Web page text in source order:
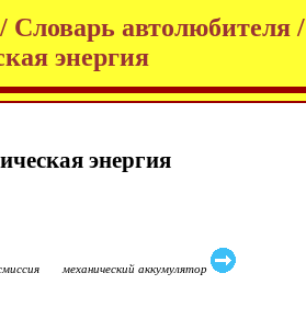
Словарь автолюбителя /
энергия
энергия
механический аккумулятор